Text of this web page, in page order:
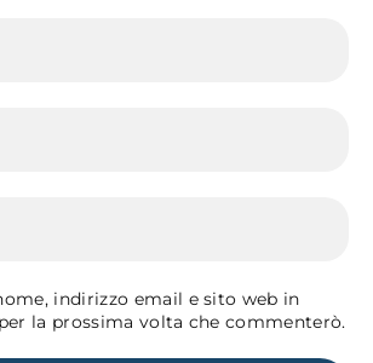
indirizzo email e sito web in
la prossima volta che commenterò.